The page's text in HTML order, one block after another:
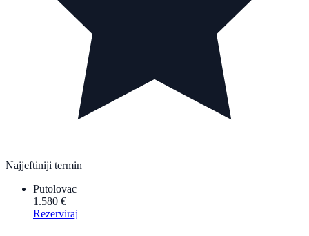
Najjeftiniji termin
Putolovac
1.580 €
Rezerviraj